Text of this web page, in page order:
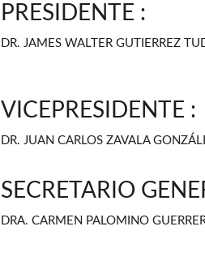
PRESIDENTE :
DR. JAMES WALTER GUTIERREZ
VICEPRESIDENTE :
DR. JUAN CARLOS ZAVALA
SECRETARIO
DRA. CARMEN PALOMINO